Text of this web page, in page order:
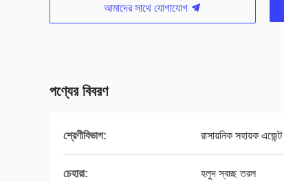
আমাদের সাথে যোগাযোগ
পণ্যের বিবরণ
শ্রেণীবিভাগ: রাসায়নিক সহায়ক এজেন্ট
চেহারা: হলুদ স্বচ্ছ তরল